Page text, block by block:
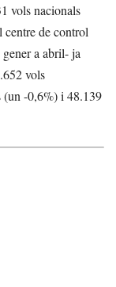
vols nacionals
de control
a abril- ja
vols
(un -0,6%) i 48.139